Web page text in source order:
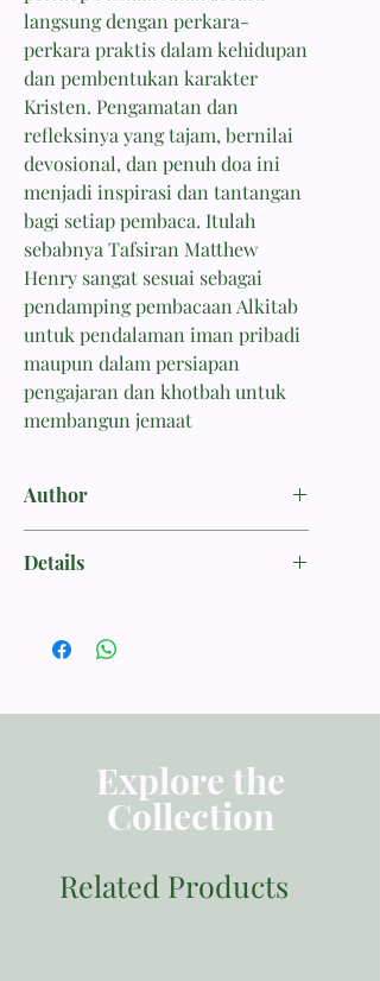
langsung dengan perkara-
perkara praktis dalam kehidupan
dan pembentukan karakter
Kristen. Pengamatan dan
refleksinya yang tajam, bernilai
devosional, dan penuh doa ini
menjadi inspirasi dan tantangan
bagi setiap pembaca. Itulah
sebabnya Tafsiran Matthew
Henry sangat sesuai sebagai
pendamping pembacaan Alkitab
untuk pendalaman iman pribadi
maupun dalam persiapan
pengajaran dan khotbah untuk
membangun jemaat
Author
Details
Penerbit Momentum
Tebal Buku 782 halaman
Berat 1000
Explore the
Collection
Related Products